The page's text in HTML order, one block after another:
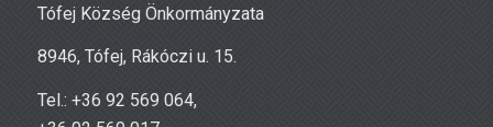
Tófej Község Önkormányzata
8946, Tófej, Rákóczi u. 15.
Tel.: +36 92 569 064,